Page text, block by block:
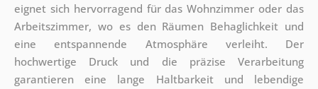
eignet sich hervorragend für das Wohnzimmer oder das
Arbeitszimmer, wo es den Räumen Behaglichkeit und
eine entspannende Atmosphäre verleiht. Der
hochwertige Druck und die präzise Verarbeitung
garantieren eine lange Haltbarkeit und lebendige